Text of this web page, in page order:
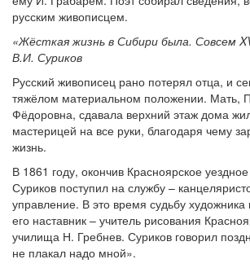
русским живописцем.
«Жёсткая жизнь в Сибири была. Совсем
В.И. Суриков
Русский живописец рано потерял отца, и
тяжёлом материальном положении. Мать,
Фёдоровна, сдавала верхний этаж дома
мастерицей на все руки, благодаря чему
жизнь.
В 1861 году, окончив Красноярское
Суриков поступил на службу –
управление. В это время судьбу
его наставник – учитель рисования
училища Н. Гребнев. Суриков говорил
не плакал надо мной».